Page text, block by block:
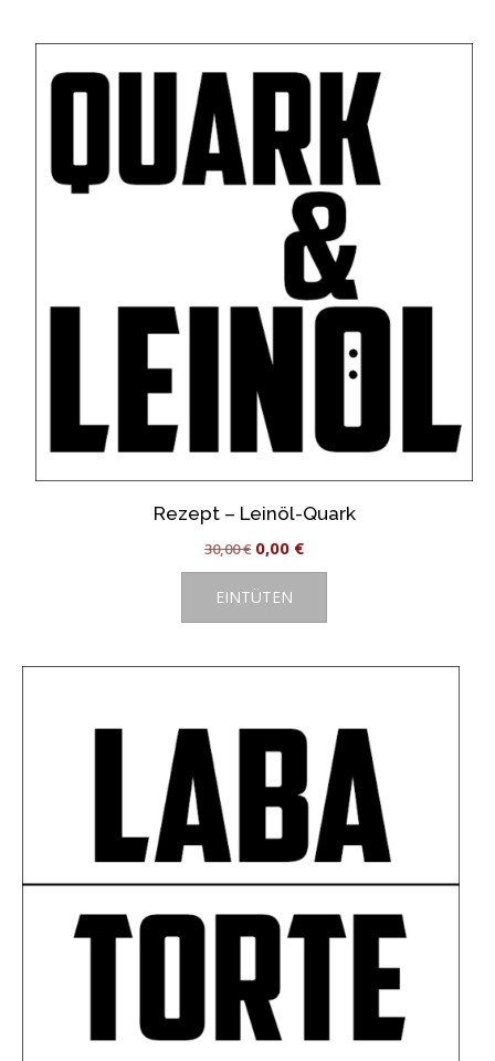
Rezept – Leinöl-Quark
30,00€ Ursprünglicher
Preis
war:
0,00 €Aktueller
Preis
EINTÜTEN